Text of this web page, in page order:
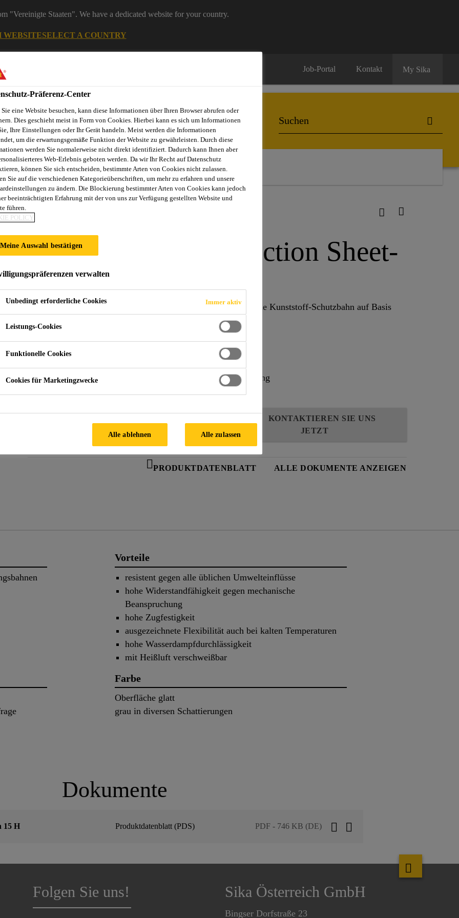
"Vereinigte Staaten". We have a dedicated website for your country.
WEBSITESELECT A COUNTRY
Bau Job-Portal Kontakt My Sika
WP Protection Sheet-15 HE
Sikaplan® WP Protection Sheet-
15 HE
Sikaplan WP Schutzbahn-15 H ist eine 1,5 mm dicke homogene Kunststoff-Schutzbahn auf Basis
hohe Widerstandfähigkeit gegen mechanische Beanspruchung
hohe Zugfestigkeit
BERATER
KONTAKTIEREN SIE UNS
JETZT
PRODUKTDATENBLATT ALLE DOKUMENTE ANZEIGEN
Vorteile
resistent gegen alle üblichen Umwelteinflüsse
hohe Widerstandfähigkeit gegen mechanische
Beanspruchung
hohe Zugfestigkeit
ausgezeichnete Flexibilität auch bei kalten Temperaturen
hohe Wasserdampfdurchlässigkeit
mit Heißluft verschweißbar
Farbe
Oberfläche glatt
grau in diversen Schattierungen
Dokumente
15 H Produktdatenblatt (PDS) PDF - 746 KB (DE)
Folgen Sie uns! Sika Österreich GmbH
Bingser Dorfstraße 23
Präferenz-Center
Sie eine Website besuchen, kann diese Informationen über Ihren Browser abrufen oder
Dies geschieht meist in Form von Cookies. Hierbei kann es sich um Informationen
Ihre Einstellungen oder Ihr Gerät handeln. Meist werden die Informationen
um die erwartungsgemäße Funktion der Website zu gewährleisten. Durch diese
werden Sie normalerweise nicht direkt identifiziert. Dadurch kann Ihnen aber
Web-Erlebnis geboten werden. Da wir Ihr Recht auf Datenschutz
können Sie sich entscheiden, bestimmte Arten von Cookies nicht zulassen.
Sie auf die verschiedenen Kategorieüberschriften, um mehr zu erfahren und unsere
zu ändern. Die Blockierung bestimmter Arten von Cookies kann jedoch
beeinträchtigten Erfahrung mit der von uns zur Verfügung gestellten Website und
führen.
POLICY
Meine Auswahl bestätigen
verwalten
Unbedingt erforderliche Cookies Immer aktiv
Leistungs-Cookies
Funktionelle Cookies
Cookies für Marketingzwecke
Alle ablehnen Alle zulassen